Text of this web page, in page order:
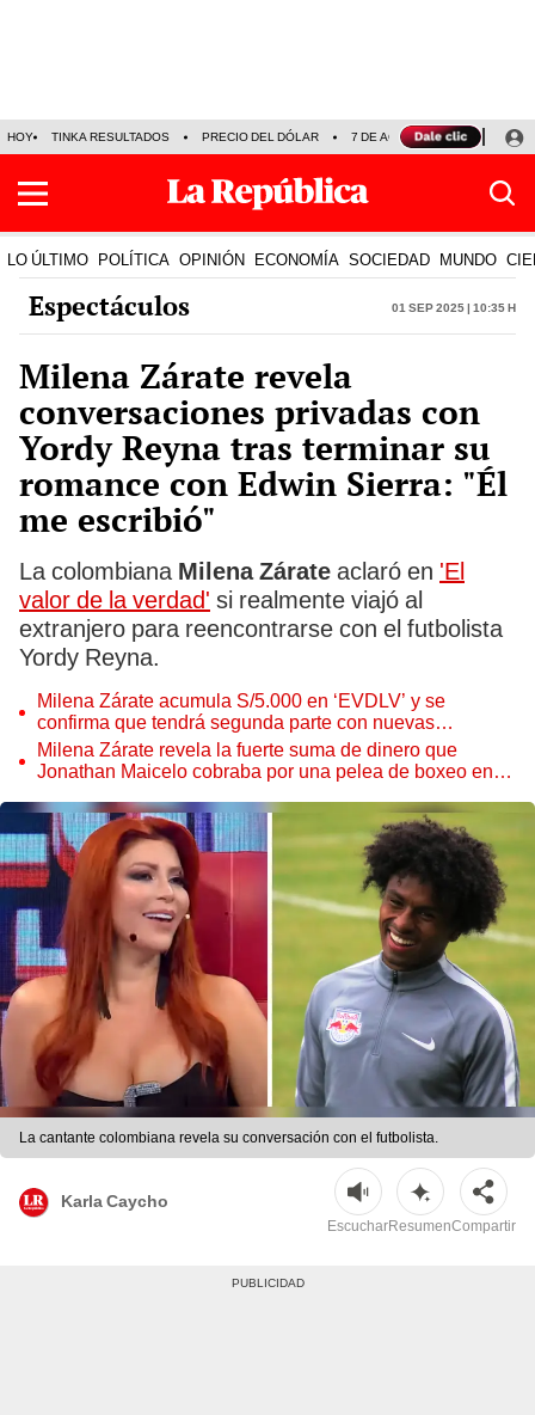
HOY TINKA RESULTADOS PRECIO DEL DÓLAR 7 DE AGOSTO OLLANTA
LO ÚLTIMO POLÍTICA OPINIÓN ECONOMÍA SOCIEDAD MUNDO
Espectáculos 01 Sep 2025 | 10:35 h
Milena Zárate revela
conversaciones privadas con
Yordy Reyna tras terminar su
romance con Edwin Sierra: "Él
me escribió"
La colombiana Milena Zárate aclaró en 'El
valor de la verdad' si realmente viajó al
extranjero para reencontrarse con el futbolista
Yordy Reyna.
Milena Zárate acumula S/5.000 en ‘EVDLV’ y se
confirma que tendrá segunda parte con nuevas
revelaciones sobre Edwin Sierra y Greissy Ortega
Milena Zárate revela la fuerte suma de dinero que
Jonathan Maicelo cobraba por una pelea de boxeo en
La cantante colombiana revela su conversación con el futbolista.
Karla Caycho
EscucharResumenCompartir